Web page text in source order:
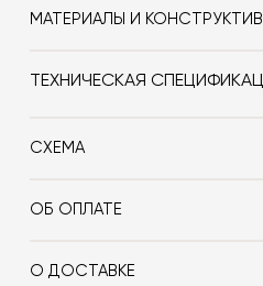
Стиль
Особенности
Цвет
МАТЕРИАЛЫ И КОНСТРУКТИВ
ТЕХНИЧЕСКАЯ
СХЕМА
ОБ ОПЛАТЕ
оплачиваете 100%
О ДОСТАВКЕ